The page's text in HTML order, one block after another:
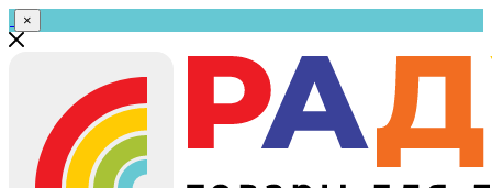
×